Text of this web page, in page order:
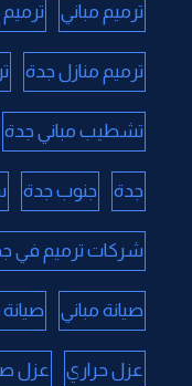
ترميم مباني
ترميم منازل جدة
تشطيب مباني جدة
جدة جنوب جدة
شركات ترميم في
صيانة مباني
عزل حراري عزل